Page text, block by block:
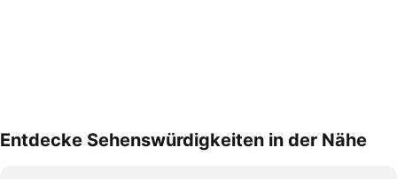
Entdecke Sehenswürdigkeiten in der Nähe